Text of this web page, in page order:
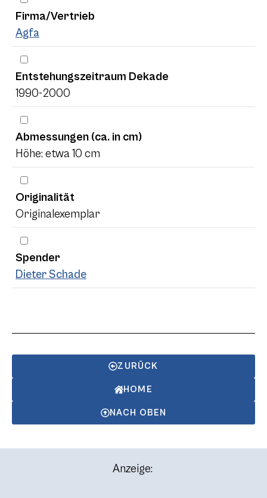
Firma/Vertrieb
Agfa
Entstehungszeitraum Dekade
1990-2000
Abmessungen (ca. in cm)
Höhe: etwa 10 cm
Originalität
Originalexemplar
Spender
Dieter Schade
ZURÜCK
HOME
NACH OBEN
Anzeige: